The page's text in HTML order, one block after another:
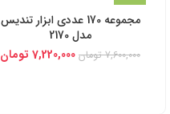
مجموعه 170 عددی ابزار تندیس
مدل 2170
7,600,000 تومان 7,220,000 تومان